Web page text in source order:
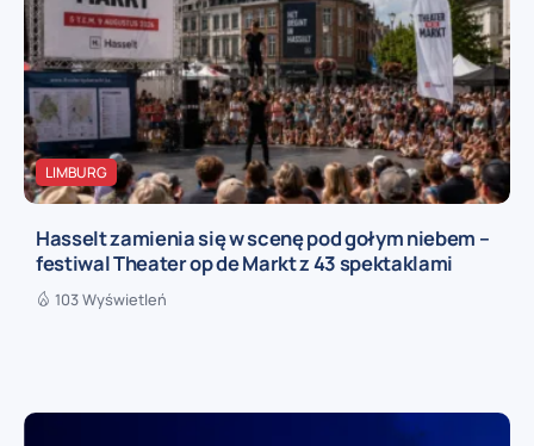
LIMBURG
Hasselt zamienia się w scenę pod gołym niebem –
festiwal Theater op de Markt z 43 spektaklami
103 Wyświetleń